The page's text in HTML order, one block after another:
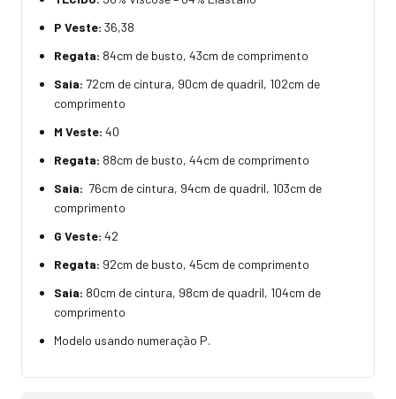
P Veste: 36,38
Regata: 84cm de busto, 43cm de comprimento
Saia: 72cm de cintura, 90cm de quadril, 102cm de
comprimento
M Veste: 40
Regata: 88cm de busto, 44cm de comprimento
Saia: 76cm de cintura, 94cm de quadril, 103cm de
comprimento
G Veste: 42
Regata: 92cm de busto, 45cm de comprimento
Saia: 80cm de cintura, 98cm de quadril, 104cm de
comprimento
Modelo usando numeração P.